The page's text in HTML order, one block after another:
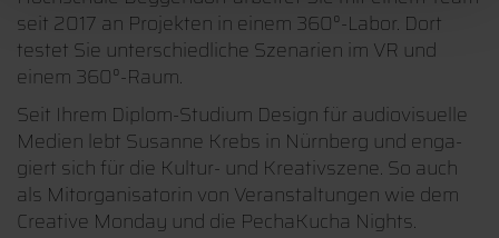
seit 2017 an Projekten in einem 360°-Labor. Dort
testet Sie unterschiedliche Szenarien im VR und
einem 360°-Raum.
Seit Ihrem Diplom-Studium Design für audiovisuelle
Medien lebt Susanne Krebs in Nürnberg und enga-
giert sich für die Kultur- und Kreativszene. So auch
als Mitorganisatorin von Veranstaltungen wie dem
Creative Monday und die PechaKucha Nights.